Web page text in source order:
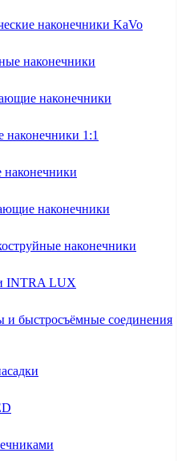
наконечники KaVo
наконечники
наконечники
наконечники 1:1
наконечники
наконечники
INTRA LUX
быстросъёмные соединения